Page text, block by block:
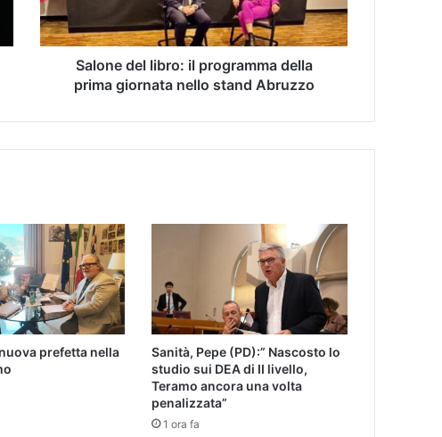
Salone del libro: il programma della
prima giornata nello stand Abruzzo
prefetta nella
Sanità, Pepe (PD):” Nascosto lo
studio sui DEA di II livello,
Teramo ancora una volta
penalizzata”
1 ora fa